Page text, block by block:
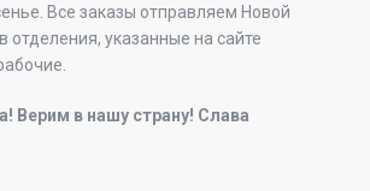
Все заказы отправляем Новой
отделения, указанные на сайте
Верим в нашу страну! Слава